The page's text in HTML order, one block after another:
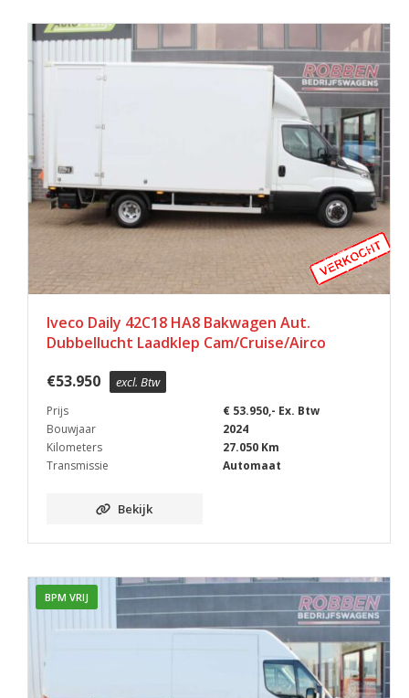
Iveco Daily 42C18 HA8 Bakwagen Aut.
Dubbellucht Laadklep Cam/Cruise/Airco
€53.950 excl. Btw
Prijs
€ 53.950,- Ex. Btw
Bouwjaar
2024
Kilometers
27.050 Km
Transmissie
Automaat
Bekijk
BPM VRIJ